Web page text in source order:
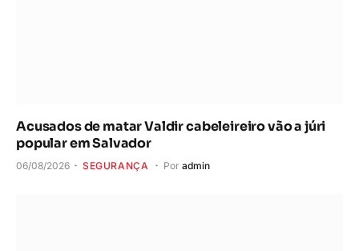
Acusados de matar Valdir cabeleireiro vão a júri
popular em Salvador
06/08/2026 SEGURANÇA Por admin